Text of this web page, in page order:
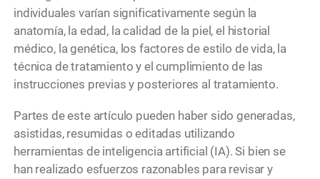
individuales varían significativamente según la
anatomía, la edad, la calidad de la piel, el historial
médico, la genética, los factores de estilo de vida, la
técnica de tratamiento y el cumplimiento de las
instrucciones previas y posteriores al tratamiento.
Partes de este artículo pueden haber sido generadas,
asistidas, resumidas o editadas utilizando
herramientas de inteligencia artificial (IA). Si bien se
han realizado esfuerzos razonables para revisar y